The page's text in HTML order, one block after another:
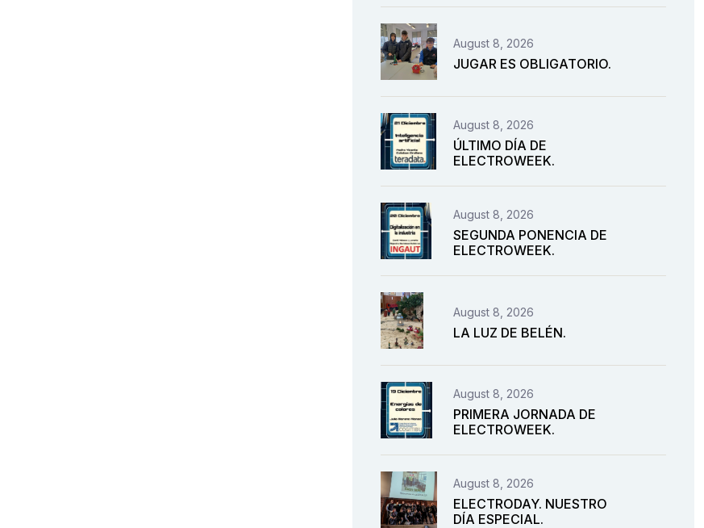
August 8, 2026
JUGAR ES OBLIGATORIO.
August 8, 2026
ÚLTIMO DÍA DE
ELECTROWEEK.
August 8, 2026
SEGUNDA PONENCIA DE
ELECTROWEEK.
August 8, 2026
LA LUZ DE BELÉN.
August 8, 2026
PRIMERA JORNADA DE
ELECTROWEEK.
August 8, 2026
ELECTRODAY. NUESTRO
DÍA ESPECIAL.